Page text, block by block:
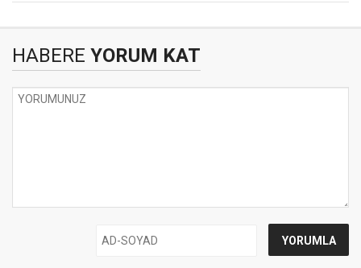
HABERE YORUM KAT